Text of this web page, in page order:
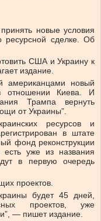
новые условия
сделке. Об
США и Украину к
издание.
американцами новый
отношении Киева. И
Трампа вернуть
от Украины”.
ресурсов и
в штате
фонд реконструкции
уже из названия
в первую очередь
проектов.
будет 45 дней,
проектов, уже
— пишет издание.